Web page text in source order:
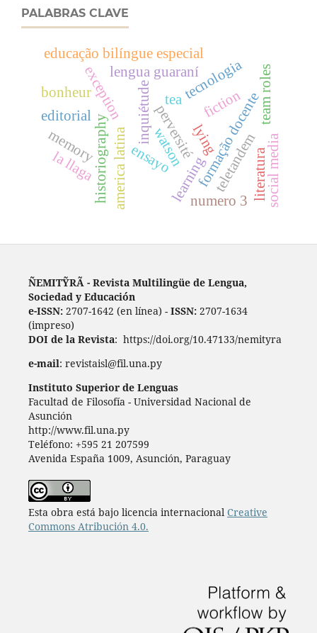
PALABRAS CLAVE
exception
bonheur
perversitéfiction
inquiétude
lengua guaraní
america latina ensayo
educação bilíngue especial
tea formação docente
historiography learning
memory teletandem
tecnologia
editorial
numero 3
team roles
la llaga literatura
lying social media
watson
ÑEMITỸRÃ - Revista Multilingüe de Lengua,
Sociedad y Educación
e-ISSN:2707-1642 (en línea) - ISSN:2707-1634
(impreso)
DOI de la Revista: https://doi.org/10.47133/nemityra
e-mail: revistaisl@fil.una.py
Instituto Superior de Lenguas
Facultad de Filosofía - Universidad Nacional de
Asunción
http://www.fil.una.py
Teléfono: +595 21 207599
Avenida España 1009, Asunción, Paraguay
Esta obra está bajo licencia internacional Creative
Commons Atribución 4.0.